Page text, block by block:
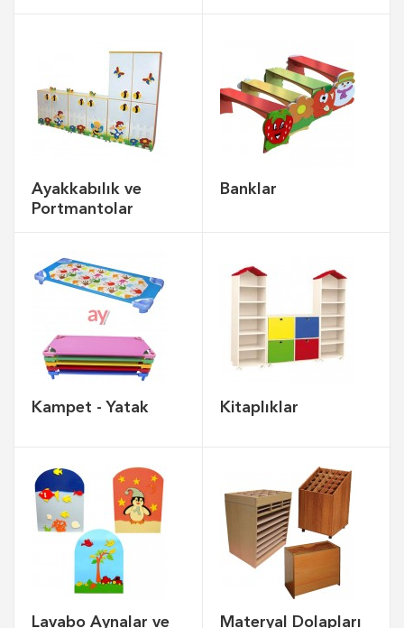
Ayakkabılık ve
Portmantolar
Banklar
Kampet - Yatak Kitaplıklar
Lavabo Aynalar ve
Materyal Dolapları